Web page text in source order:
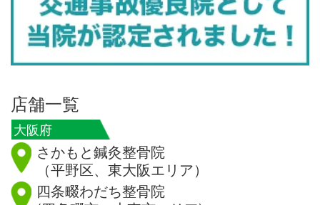
店舗一覧
大阪府
さかもと鍼灸整骨院
（平野区、東大阪エリア）
四条畷わだち整骨院